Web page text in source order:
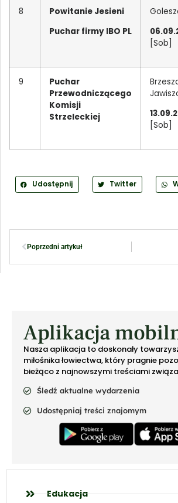
8
Powitanie Jesieni
Puchar firmy IBO PL
[Sob]
9
Puchar
Przewodniczącego
Komisji
Strzeleckiej
[Sob]
Udostępnij Twitter
Poprzedni artykuł
Aplikacja
Nasza aplikacja to doskonały
miłośnika łowiectwa, który pragnie
bieżąco z najnowszymi treściami
Śledź aktualne wydarzenia
Udostępniaj treści znajomym
Edukacja